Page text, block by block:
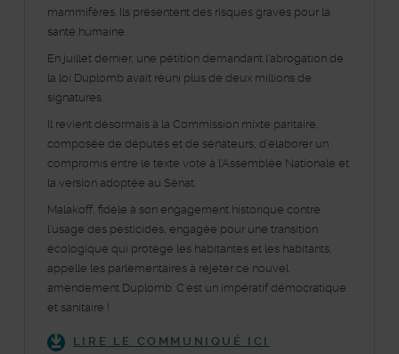
mammifères. Ils présentent des risques graves pour la
santé humaine.
En juillet dernier, une pétition demandant l’abrogation de
la loi Duplomb avait réuni plus de deux millions de
signatures.
Il revient désormais à la Commission mixte paritaire,
composée de députés et de sénateurs, d’élaborer un
compromis entre le texte voté à l’Assemblée Nationale et
la version adoptée au Sénat.
Malakoff, fidèle à son engagement historique contre
l’usage des pesticides, engagée pour une transition
écologique qui protège les habitantes et les habitants,
appelle les parlementaires à rejeter ce nouvel
amendement Duplomb. C’est un impératif démocratique
et sanitaire !
LIRE LE COMMUNIQUÉ ICI